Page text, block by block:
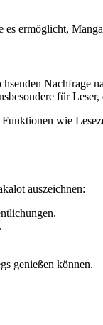
ermöglicht,
Nachfrage
für
wie
auszeichnen:
genießen können.